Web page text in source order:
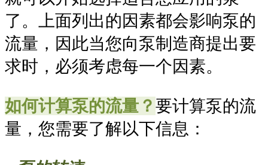
了。上面列出的因素都会影响泵的
流量，因此当您向泵制造商提出要
求时，必须考虑每一个因素。
如何计算泵的流量？要计算泵的流
量，您需要了解以下信息：